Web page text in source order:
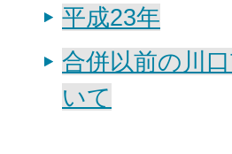
平成23年
合併以前の川
いて